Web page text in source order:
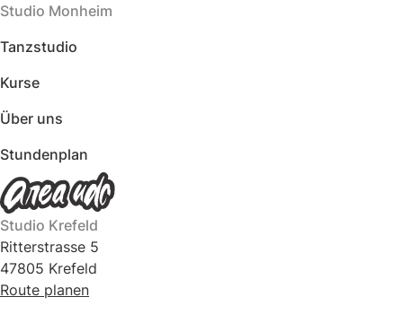
Studio Krefeld
Ritterstrasse 5
47805 Krefeld
Route planen
Studio Monheim
Tanzstudio
Kurse
Über uns
Stundenplan